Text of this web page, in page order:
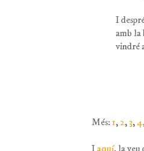
I
amb la
vindré
Més:1, 2, 3,4
I aquí, la